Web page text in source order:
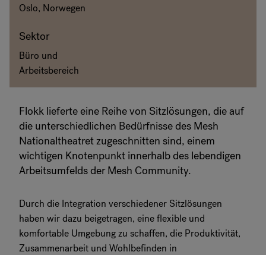
Oslo, Norwegen
Sektor
Büro und
Arbeitsbereich
Flokk lieferte eine Reihe von Sitzlösungen, die auf
die unterschiedlichen Bedürfnisse des Mesh
Nationaltheatret zugeschnitten sind, einem
wichtigen Knotenpunkt innerhalb des lebendigen
Arbeitsumfelds der Mesh Community.
Durch die Integration verschiedener Sitzlösungen
haben wir dazu beigetragen, eine flexible und
komfortable Umgebung zu schaffen, die Produktivität,
Zusammenarbeit und Wohlbefinden in